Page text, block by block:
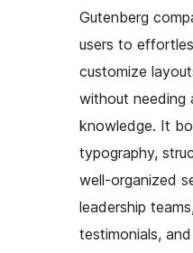
Gutenberg
users to
customize
without needing
knowledge. It
typography,
well-organized
leadership
testimonials,